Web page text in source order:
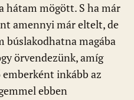
hátam mögött. S ha már
amennyi már eltelt, de
búslakodhatna magába
örvendezünk, amíg
inkább az
ebben